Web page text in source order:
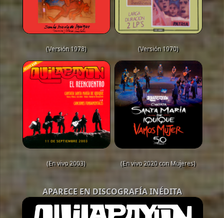
(Versión 1978) (Versión 1970)
(En vivo 2003) (En vivo 2020 con Mujeres)
APARECE EN DISCOGRAFÍA INÉDITA